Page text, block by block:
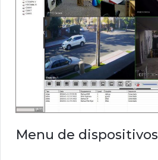
Menu de dispositivos